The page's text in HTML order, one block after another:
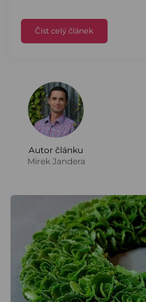
Číst celý článek
Autor článku
Mirek Jandera